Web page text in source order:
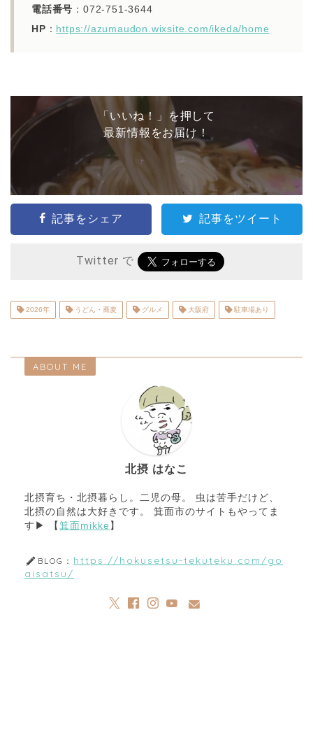
電話番号 ：072-751-3644
HP ： https://azumaudon.wixsite.com/ikeda/home
「いいね！」を押して
最新情報をお届け！
記事をシェア 記事をツイート
Twitter で
2026年 うどん・蕎麦 グルメ 大阪府 駐車場あり
ABOUT ME
北摂 はなこ
北摂育ち・北摂暮らし。二児の母。 虫は苦手だけど、
北摂の自然は大好きです。 箕面市のサイトもやってま
す▶︎ 【 箕面mikke 】
BLOG： https://hokusetsu-tekuteku.com/go
aisatsu/